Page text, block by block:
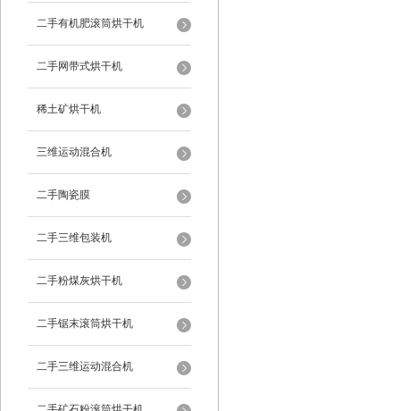
二手有机肥滚筒烘干机
二手网带式烘干机
稀土矿烘干机
三维运动混合机
二手陶瓷膜
二手三维包装机
二手粉煤灰烘干机
二手锯末滚筒烘干机
二手三维运动混合机